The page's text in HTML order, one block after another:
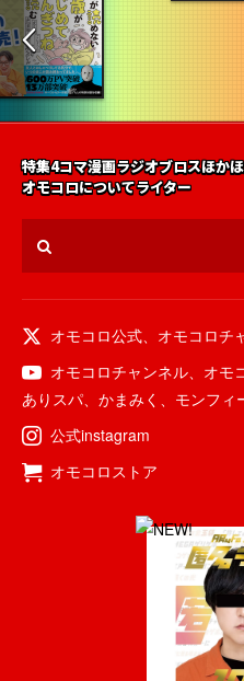
特集4コマ漫画ラジオブロスほか
オモコロについてライター
オモコロ公式、 オモコロチ
オモコロチャンネル、 オモ
ありスパ、 かまみく 、 モンフィ
公式instagram
オモコロストア